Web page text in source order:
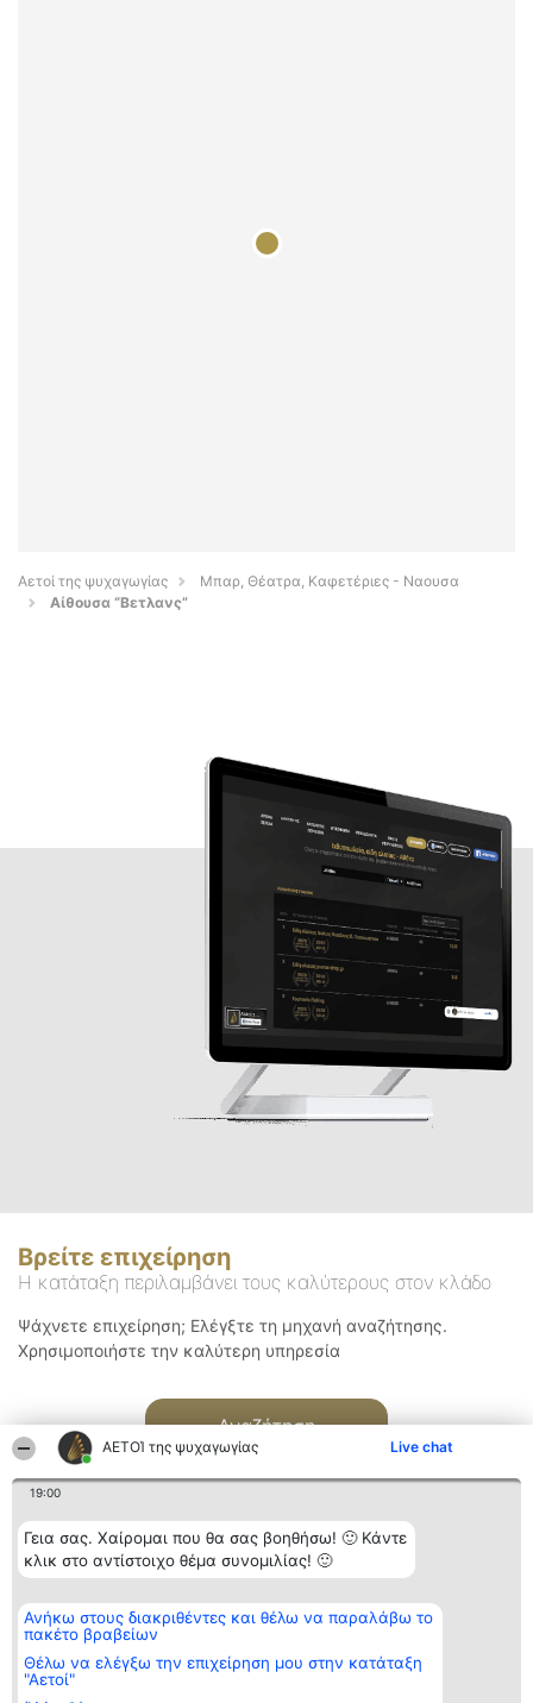
ΑΕΤΟΊ της ψυχαγωγίας Live chat
19:00
Γεια σας. Χαίρομαι που θα σας βοηθήσω! 🙂 Κάντε
κλικ στο αντίστοιχο θέμα συνομιλίας! 🙂
Ανήκω στους διακριθέντες και θέλω να παραλάβω το
πακέτο βραβείων
Θέλω να ελέγξω την επιχείρηση μου στην κατάταξη
"Αετοί"
Αετοί της ψυχαγωγίας
Μπαρ, Θέατρα, Καφετέριες - Ναουσα
Αίθουσα “Βετλανς”
Βρείτε επιχείρηση
Η κατάταξη περιλαμβάνει τους καλύτερους στον κλάδο
Ψάχνετε επιχείρηση; Ελέγξτε τη μηχανή αναζήτησης.
Χρησιμοποιήστε την καλύτερη υπηρεσία
Αναζήτηση
Διοργανωτής της
κατάταξης
BEAUTIFUL COMPANY
ΤΗΛ. ΕΠΙΚΟΙΝΩΝΙΑΣ:
2104128019
Κατάταξη
Διακριθέντες
των
διακριθέντων
Επικοινωνία
Επικοινωνία